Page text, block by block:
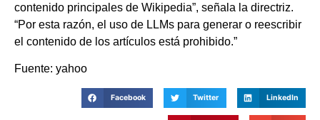
contenido principales de Wikipedia”, señala la directriz.
“Por esta razón, el uso de LLMs para generar o reescribir
el contenido de los artículos está prohibido.”
Fuente: yahoo
Facebook Twitter LinkedIn